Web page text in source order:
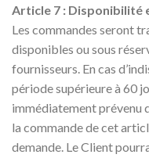
Article 7 : Disponibilité
Les commandes seront
disponibles ou sous
fournisseurs. En cas
période supérieure à 60
immédiatement prévenu
la commande de cet
demande. Le Client